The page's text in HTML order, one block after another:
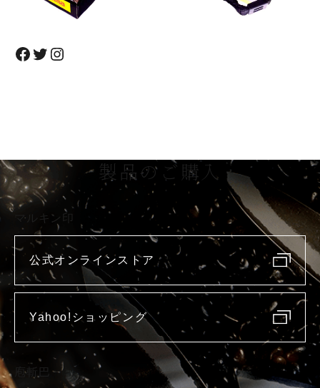
Facebook Twitter Instagram
製品のご購入
マルキン印
公式オンラインストア
Yahoo!ショッピング
庖斬巴